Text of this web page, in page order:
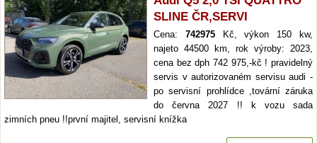
SLINE ČR,SERVI
Cena: 742975Kč, výkon 150 kw,
najeto 44500 km, rok výroby: 2023,
cena bez dph 742 975,-kč ! pravidelný
servis v autorizovaném servisu audi -
po servisní prohlídce ,tovární záruka
do června 2027 !! k vozu sada
zimních pneu !!první majitel, servisní knížka